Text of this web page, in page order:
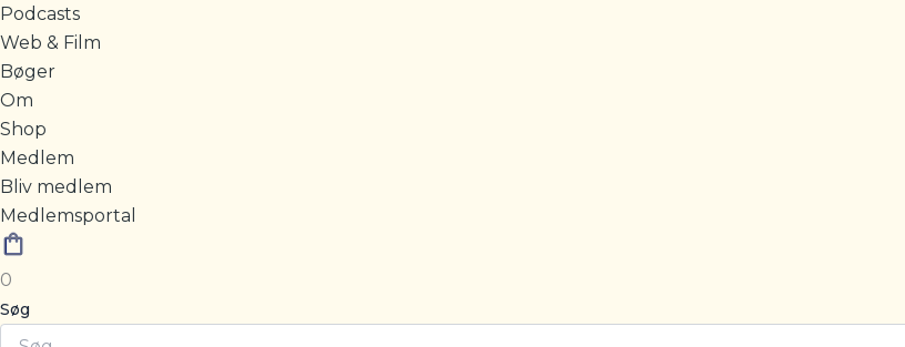
Podcasts
Web & Film
Bøger
Om
Shop
Medlem
Bliv medlem
Medlemsportal
0
Søg